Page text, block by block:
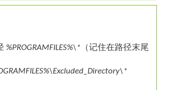
%PROGRAMFILES%\* （记住在路径末尾
Excluded_Directory\*